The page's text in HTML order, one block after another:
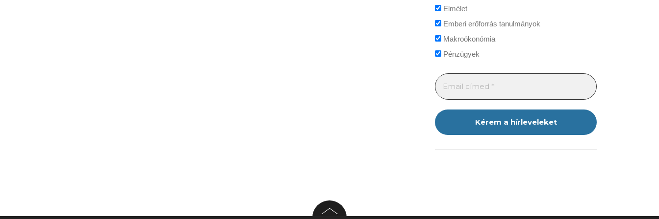
Elmélet
Emberi erőforrás tanulmányok
Makroökonómia
Pénzügyek